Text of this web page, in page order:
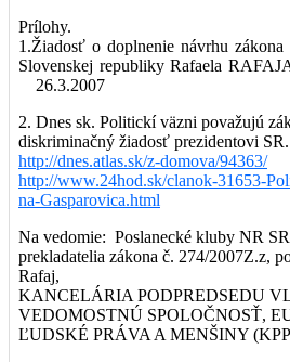
Prílohy.
1.Žiadosť o doplnenie návrhu
Slovenskej republiky Rafaela
26.3.2007
2. Dnes sk. Politickí väzni považujú
diskriminačný žiadosť prezidentovi SR.
http://dnes.atlas.sk/z-domova/94363/
http://www.24hod.sk/clanok-31653-
na-Gasparovica.html
Na vedomie: Poslanecké kluby NR
prekladatelia zákona č. 274/2007Z.z,
Rafaj,
KANCELÁRIA PODPREDSEDU
VEDOMOSTNÚ SPOLOČNOSŤ,
ĽUDSKÉ PRÁVA A MENŠINY